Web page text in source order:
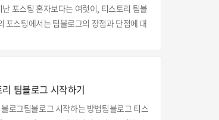
포스팅 혼자보다는 여럿이, 티스토리 팀블
포스팅에서는 팀블로그의 장점과 단점에 대
는 분야에 대해 포스팅을 할 수 밖에 없는데
경우 소유자 한명에 의해서 포스팅이 이루
포스팅이 나올수 밖에 없습니다. 반면에 다양
팀블로그 시작하기
로그팀블로그 시작하는 방법팀블로그 티스